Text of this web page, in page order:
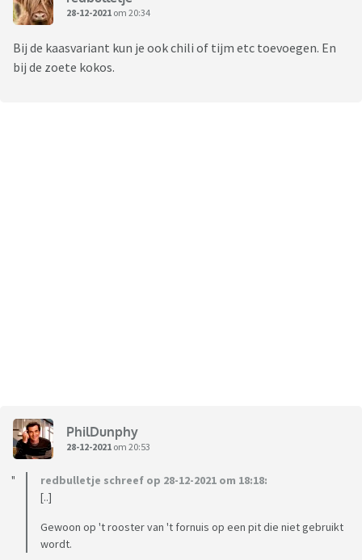
28-12-2021 om 20:34
Bij de kaasvariant kun je ook chili of tijm etc toevoegen. En
bij de zoete kokos.
PhilDunphy
28-12-2021 om 20:53
redbulletje schreef op 28-12-2021 om 18:18:
[..]
Gewoon op 't rooster van 't fornuis op een pit die niet gebruikt
wordt.